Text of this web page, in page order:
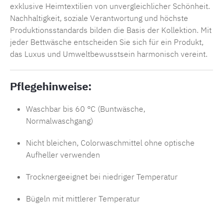
exklusive Heimtextilien von unvergleichlicher Schönheit.
Nachhaltigkeit, soziale Verantwortung und höchste
Produktionsstandards bilden die Basis der Kollektion. Mit
jeder Bettwäsche entscheiden Sie sich für ein Produkt,
das Luxus und Umweltbewusstsein harmonisch vereint.
Pflegehinweise:
Waschbar bis 60 °C (Buntwäsche,
Normalwaschgang)
Nicht bleichen, Colorwaschmittel ohne optische
Aufheller verwenden
Trocknergeeignet bei niedriger Temperatur
Bügeln mit mittlerer Temperatur